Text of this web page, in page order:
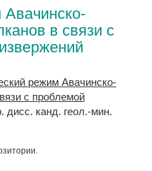
в связи с
режим Авачинско-
с проблемой
дисс. канд. геол.-мин.